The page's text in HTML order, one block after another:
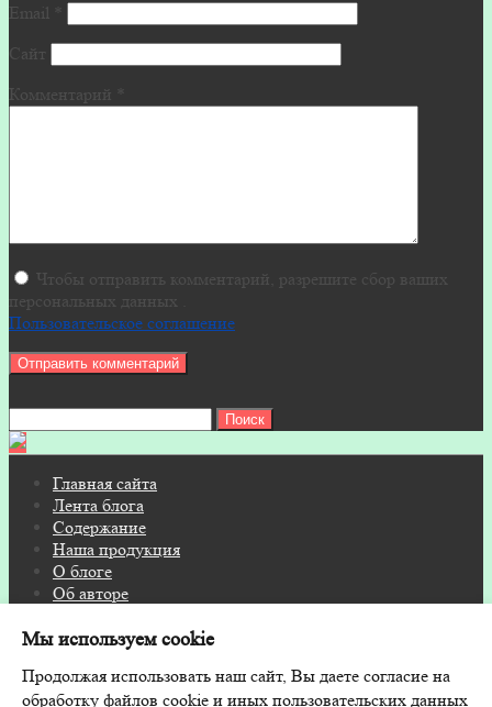
Email
Сайт
Комментарий
Чтобы отправить комментарий, разрешите сбор ваших
персональных данных .
Пользовательское соглашение
Главная сайта
Лента блога
Содержание
Наша продукция
О блоге
Об авторе
© 2026 Блог на FITOSAUNA.RU · Дизайн и поддержка:
GoodwinPress.ru
Мы используем cookie
Продолжая использовать наш сайт, Вы даете согласие на
обработку файлов cookie и иных пользовательских данных